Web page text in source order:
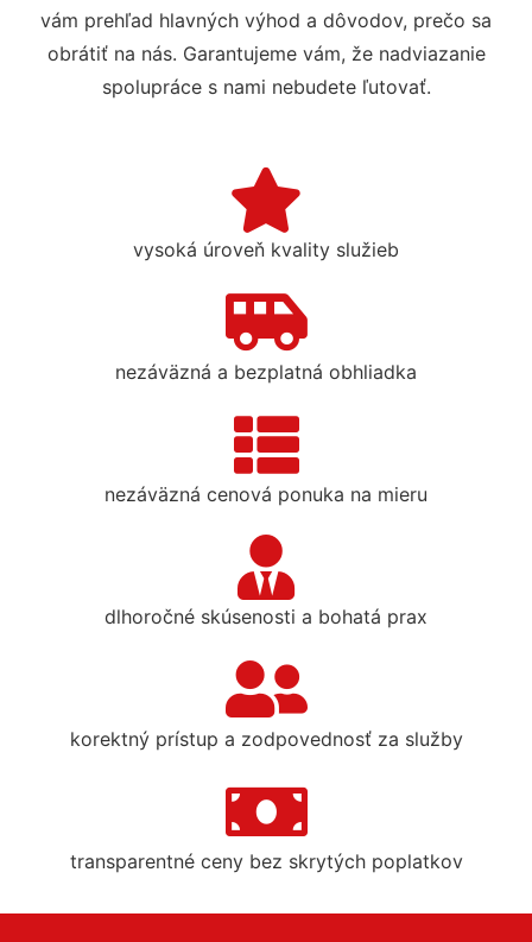
vám prehľad hlavných výhod a dôvodov, prečo sa
obrátiť na nás. Garantujeme vám, že nadviazanie
spolupráce s nami nebudete ľutovať.
vysoká úroveň kvality služieb
nezáväzná a bezplatná obhliadka
nezáväzná cenová ponuka na mieru
dlhoročné skúsenosti a bohatá prax
korektný prístup a zodpovednosť za služby
transparentné ceny bez skrytých poplatkov